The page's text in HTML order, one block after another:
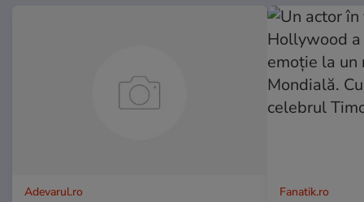
Adevarul.ro Fanatik.ro